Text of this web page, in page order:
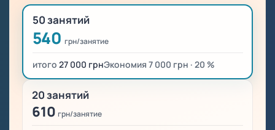
50 занятий
540грн/занятие
итого 27 000 грнЭкономия 7 000 грн · 20 %
20 занятий
610грн/занятие